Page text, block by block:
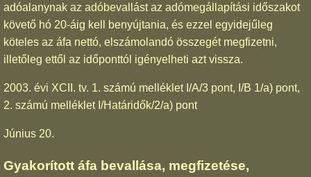
adóalanynak az adóbevallást az adómegállapítási időszakot
követő hó 20-áig kell benyújtania, és ezzel egyidejűleg
köteles az áfa nettó, elszámolandó összegét megfizetni,
illetőleg ettől az időponttól igényelheti azt vissza.
2003. évi XCII. tv. 1. számú melléklet I/A/3 pont, I/B 1/a) pont,
2. számú melléklet I/Határidők/2/a) pont
Június 20.
Gyakorított áfa bevallása, megfizetése,